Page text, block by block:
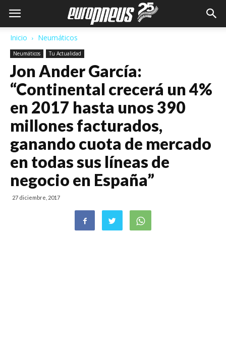
Inicio Neumáticos
Neumáticos Tu Actualidad
Jon Ander García:
“Continental crecerá un 4%
en 2017 hasta unos 390
millones facturados,
ganando cuota de mercado
en todas sus líneas de
negocio en España”
27 diciembre, 2017